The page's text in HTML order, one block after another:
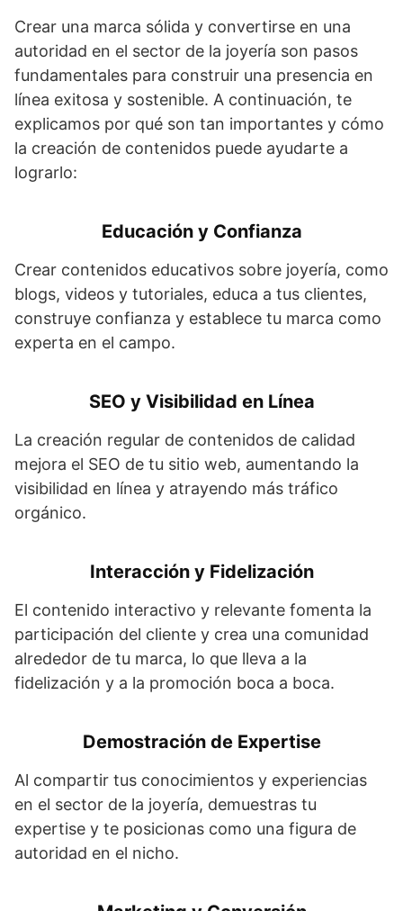
Crear una marca sólida y convertirse en una
autoridad en el sector de la joyería son pasos
fundamentales para construir una presencia en
línea exitosa y sostenible. A continuación, te
explicamos por qué son tan importantes y cómo
la creación de contenidos puede ayudarte a
lograrlo:
Educación y Confianza
Crear contenidos educativos sobre joyería, como
blogs, videos y tutoriales, educa a tus clientes,
construye confianza y establece tu marca como
experta en el campo.
SEO y Visibilidad en Línea
La creación regular de contenidos de calidad
mejora el SEO de tu sitio web, aumentando la
visibilidad en línea y atrayendo más tráfico
orgánico.
Interacción y Fidelización
El contenido interactivo y relevante fomenta la
participación del cliente y crea una comunidad
alrededor de tu marca, lo que lleva a la
fidelización y a la promoción boca a boca.
Demostración de Expertise
Al compartir tus conocimientos y experiencias
en el sector de la joyería, demuestras tu
expertise y te posicionas como una figura de
autoridad en el nicho.